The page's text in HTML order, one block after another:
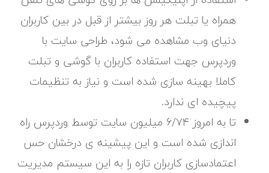
همراه یا تبلت هر روز بیشتر از قبل در بین کاربران
دنیای وب مشاهده می شود، طراحی سایت با
وردپرس جهت استفاده کاربران با گوشی و تبلت
کاملا بهینه سازی شده است و نیاز به تنظیمات
پیچیده ای ندارد.
تا به امروز ۶/۷۴ میلیون سایت توسط وردپرس راه
اندازی شده است و این پیشینه ی درخشان حس
اعتمادسازی کاربران تازه را به این سیستم مدیریت